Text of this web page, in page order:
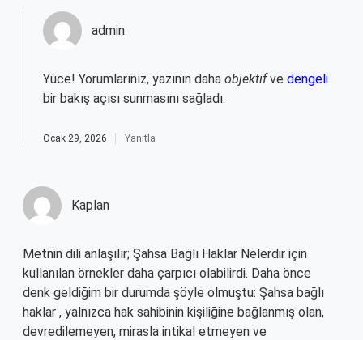
admin
Yüce! Yorumlarınız, yazının daha objektifve dengeli
bir bakış açısı sunmasını sağladı.
Ocak 29, 2026 Yanıtla
Kaplan
Metnin dili anlaşılır; Şahsa Bağlı Haklar Nelerdir için
kullanılan örnekler daha çarpıcı olabilirdi. Daha önce
denk geldiğim bir durumda şöyle olmuştu: Şahsa bağlı
haklar , yalnızca hak sahibinin kişiliğine bağlanmış olan,
devredilemeyen, mirasla intikal etmeyen ve